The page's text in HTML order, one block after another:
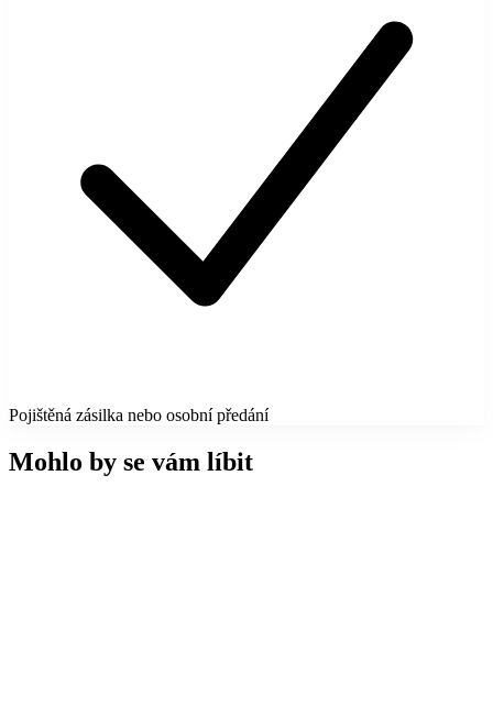
Pojištěná zásilka nebo osobní předání
Mohlo by se vám líbit